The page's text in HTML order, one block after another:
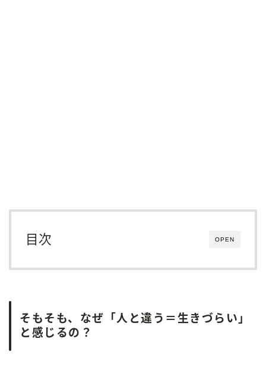
OPEN
目次
そもそも、なぜ「人と違う＝生きづらい」
と感じるの？